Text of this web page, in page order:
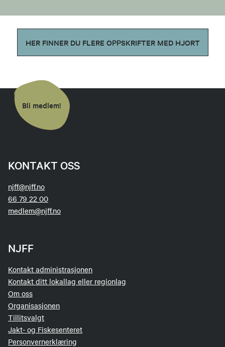
HER FINNER DU FLERE OPPSKRIFTER MED HJORT
Bli medlem!
KONTAKT OSS
njff@njff.no
66 79 22 00
medlem@njff.no
NJFF
Kontakt administrasjonen
Kontakt ditt lokallag eller regionlag
Om oss
Organisasjonen
Tillitsvalgt
Jakt- og Fiskesenteret
Personvernerklæring